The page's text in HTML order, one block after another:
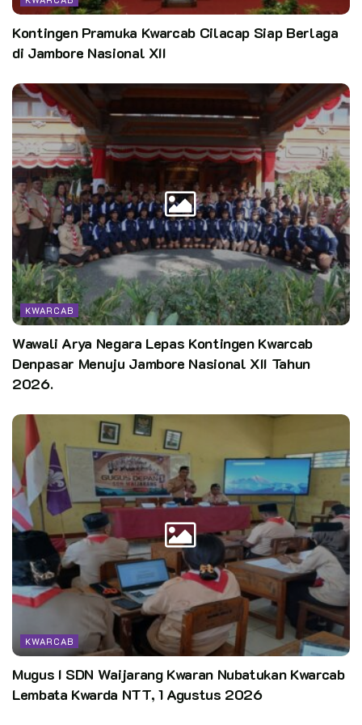
Kontingen Pramuka Kwarcab Cilacap Siap Berlaga
di Jambore Nasional XII
KWARCAB
Wawali Arya Negara Lepas Kontingen Kwarcab
Denpasar Menuju Jambore Nasional XII Tahun
2026.
KWARCAB
Mugus I SDN Waijarang Kwaran Nubatukan Kwarcab
Lembata Kwarda NTT, 1 Agustus 2026